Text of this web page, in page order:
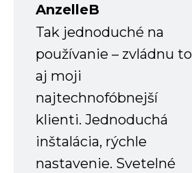
AnzelleB
Tak jednoduché na
používanie – zvládnu to
aj moji
najtechnofóbnejší
klienti. Jednoduchá
inštalácia, rýchle
nastavenie. Svetelné